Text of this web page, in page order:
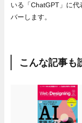
いる「ChatGPT」に
バーします。
こんな記事も